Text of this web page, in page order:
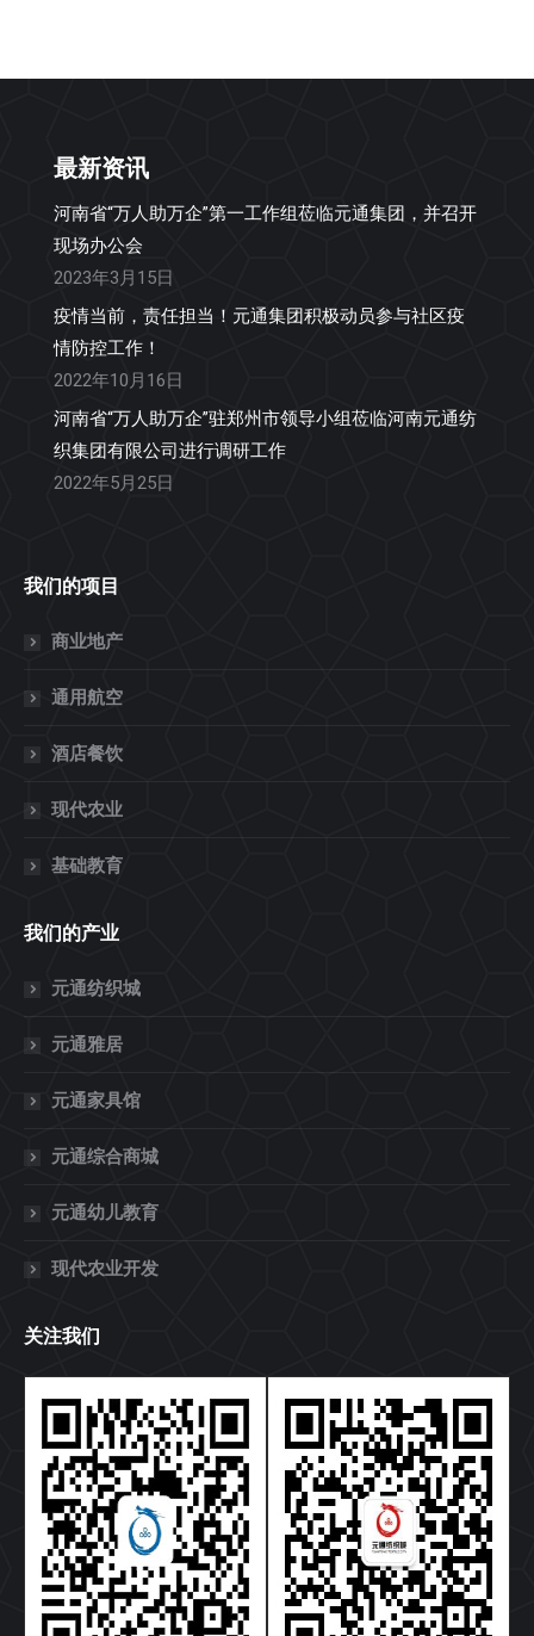
最新资讯
河南省“万人助万企”第一工作组莅临元通集团，并召开
现场办公会
2023年3月15日
疫情当前，责任担当！元通集团积极动员参与社区疫
情防控工作！
2022年10月16日
河南省“万人助万企”驻郑州市领导小组莅临河南元通纺
织集团有限公司进行调研工作
2022年5月25日
我们的项目
商业地产
通用航空
酒店餐饮
现代农业
基础教育
我们的产业
元通纺织城
元通雅居
元通家具馆
元通综合商城
元通幼儿教育
现代农业开发
关注我们